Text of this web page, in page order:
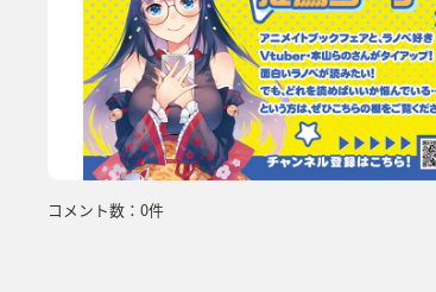
コメント数：0件